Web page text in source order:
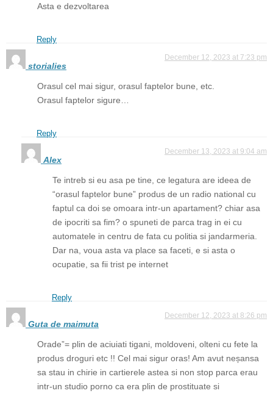
Asta e dezvoltarea
Reply
storialies
December 12, 2023 at 7:23 pm
Orasul cel mai sigur, orasul faptelor bune, etc.
Orasul faptelor sigure…
Reply
Alex
December 13, 2023 at 9:04 am
Te intreb si eu asa pe tine, ce legatura are ideea de
“orasul faptelor bune” produs de un radio national cu
faptul ca doi se omoara intr-un apartament? chiar asa
de ipocriti sa fim? o spuneti de parca trag in ei cu
automatele in centru de fata cu politia si jandarmeria.
Dar na, voua asta va place sa faceti, e si asta o
ocupatie, sa fii trist pe internet
Reply
Guta de maimuta
December 12, 2023 at 8:26 pm
Orade”= plin de aciuiati tigani, moldoveni, olteni cu fete la
produs droguri etc !! Cel mai sigur oras! Am avut neșansa
sa stau in chirie in cartierele astea si non stop parca erau
intr-un studio porno ca era plin de prostituate si